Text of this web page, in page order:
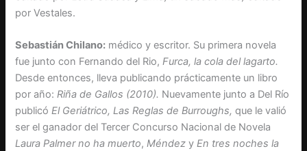
por Vestales.
Sebastián Chilano: médico y escritor. Su primera novela
fue junto con Fernando del Rio,Furca, la cola del lagarto.
Desde entonces, lleva publicando prácticamente un libro
por año: Riña de Gallos (2010). Nuevamente junto a Del Río
publicó El Geriátrico, Las Reglas de Burroughs,que le valió
ser el ganador del Tercer Concurso Nacional de Novela
Laura Palmer no ha muerto, Méndezy En tres noches la